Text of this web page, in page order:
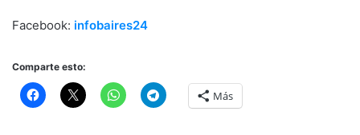
Facebook: infobaires24
Comparte esto:
Más